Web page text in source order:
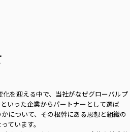
を迎える中で、当社がなぜグローバルプ
いった企業からパートナーとして選ば
について、その根幹にある思想と組織の
ています。